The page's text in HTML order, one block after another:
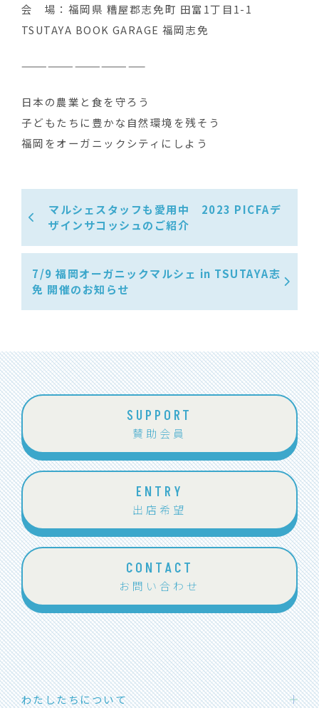
会 場：福岡県 糟屋郡志免町 田富1丁目1-1
TSUTAYA BOOK GARAGE 福岡志免
——————————————
日本の農業と食を守ろう ‍
子どもたちに豊かな自然環境を残そう
福岡をオーガニックシティにしよう
マルシェスタッフも愛用中 2023 PICFAデ
ザインサコッシュのご紹介
7/9 福岡オーガニックマルシェ in TSUTAYA志
免 開催のお知らせ
SUPPORT
賛助会員
ENTRY
出店希望
CONTACT
お問い合わせ
わたしたちについて